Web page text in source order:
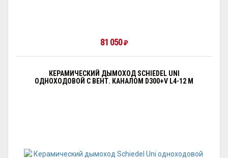
81 050₽
КЕРАМИЧЕСКИЙ ДЫМОХОД SCHIEDEL UNI
ОДНОХОДОВОЙ С ВЕНТ. КАНАЛОМ D300+V L4-12 М